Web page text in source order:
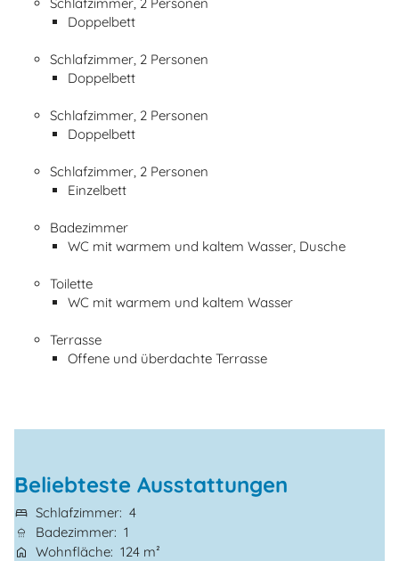
Doppelbett
Schlafzimmer, 2 Personen
Doppelbett
Schlafzimmer, 2 Personen
Doppelbett
Schlafzimmer, 2 Personen
Einzelbett
Badezimmer
WC mit warmem und kaltem Wasser, Dusche
Toilette
WC mit warmem und kaltem Wasser
Terrasse
Offene und überdachte Terrasse
Beliebteste Ausstattungen
Schlafzimmer 4
Badezimmer 1
Wohnfläche 124 m²